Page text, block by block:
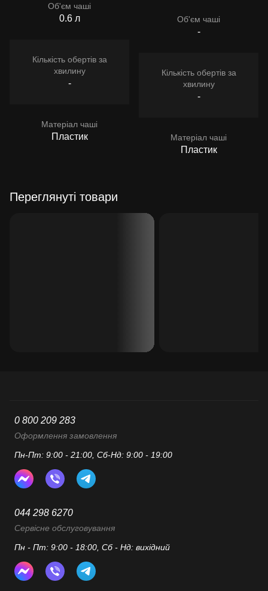
Об'єм чаші
0.6 л
Кількість обертів за
хвилину
-
Матеріал чаші
Пластик
Об'єм чаші
-
Кількість обертів за
хвилину
-
Матеріал чаші
Пластик
Переглянуті товари
0 800 209 283
Оформлення замовлення
Пн-Пт: 9:00 - 21:00, Сб-Нд: 9:00 - 19:00
044 298 6270
Сервісне обслуговування
Пн - Пт: 9:00 - 18:00, Сб - Нд: вихідний